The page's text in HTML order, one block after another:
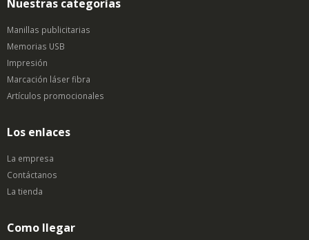
Nuestras categorías
Manillas publicitarias
Memorias USB
Impresión
Marcación láser fibra
Artículos promocionales
Los enlaces
La empresa
Contáctanos
La tienda
Como llegar